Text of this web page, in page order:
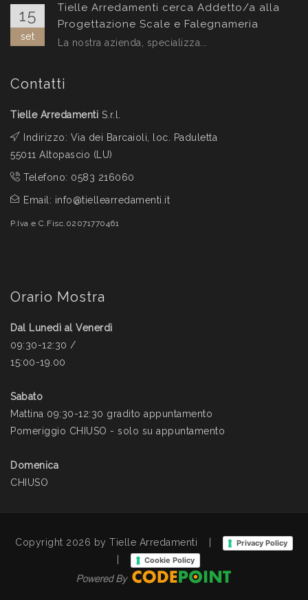
15
set
Tielle Arredamenti cerca Addetto/a alla
Progettazione Scale e Falegnameria
La nostra azienda, specializza...
Contatti
Tielle Arredamenti S.r.l.
Indirizzo: Via dei Barcaioli, loc. Paduletta
55011 Altopascio (LU)
Telefono: 0583 216060
Email: info@tiellearredamenti.it
P.Iva e C.Fisc.02071770461
Orario Mostra
Dal Lunedì al Venerdì
09:30-12:30 /
15:00-19.00
Sabato
Mattina 09:30-12:30 gradito appuntamento
Pomeriggio CHIUSO - solo su appuntamento
Domenica
CHIUSO
Copyright 2026 by Tielle Arredamenti Privacy Policy
Cookie Policy